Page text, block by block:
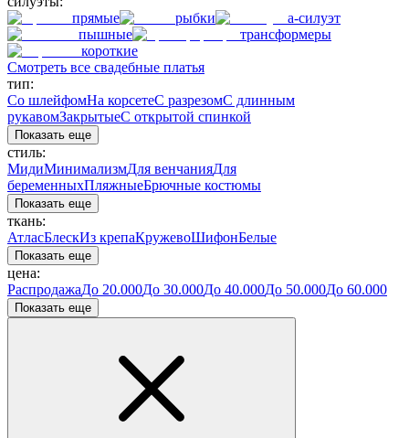
прямые
рыбки
а-силуэт
пышные
трансформеры
короткие
Смотреть все свадебные платья
тип:
Со шлейфомНа корсетеС разрезомС длинным
рукавомЗакрытыеС открытой спинкой
Показать еще
стиль:
МидиМинимализмДля венчанияДля
беременныхПляжныеБрючные костюмы
Показать еще
ткань:
АтласБлескИз крепаКружевоШифонБелые
Показать еще
цена:
РаспродажаДо 20.000До 30.000До 40.000До 50.000До 60.000
Показать еще